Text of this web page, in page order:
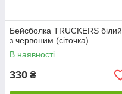
Бейсболка TRUCKERS білий
з червоним (сіточка)
В наявності
330 ₴